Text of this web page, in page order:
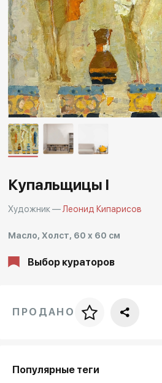
События
Другие проекты
Rakov
baget
Купальщицы I
Художник —Леонид Кипарисов
Масло, Холст, 60 x 60 см
Выбор кураторов
Цена за багет
ПРОДАНО
Популярные теги